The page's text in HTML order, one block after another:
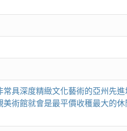
具深度精緻文化藝術的亞州先
術館就會是最平價收穫最大的